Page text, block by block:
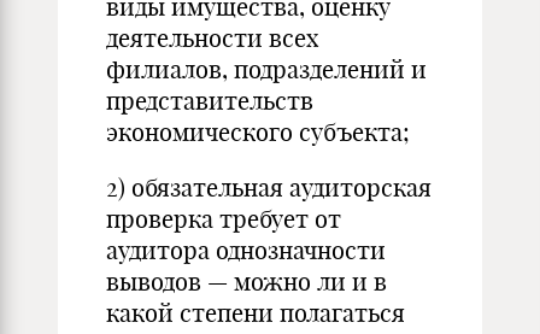
виды имущества, оценку
деятельности всех
филиалов, подразделений и
представительств
экономического субъекта;
2) обязательная аудиторская
проверка требует от
аудитора однозначности
выводов — можно ли и в
какой степени полагаться